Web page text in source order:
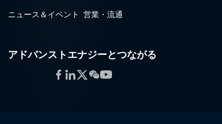
ニュース＆イベント 営業・流通
アドバンストエナジーとつながる
Facebook
LinkedIn
Twitter
WeChat
YouTube